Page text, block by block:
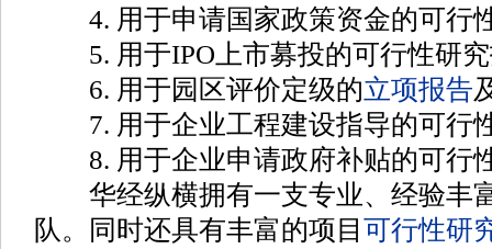
4. 用于申请国家政策资金的可行
5. 用于IPO上市募投的可行性研究
6. 用于园区评价定级的立项报告
7. 用于企业工程建设指导的可行
8. 用于企业申请政府补贴的可行
华经纵横拥有一支专业、经验丰
队。同时还具有丰富的项目 可行性研